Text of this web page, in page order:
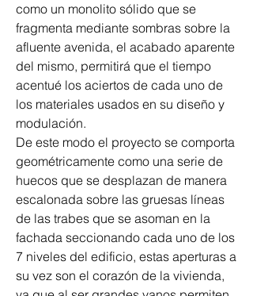
como un monolito sólido que se
fragmenta mediante sombras sobre la
afluente avenida, el acabado aparente
del mismo, permitirá que el tiempo
acentué los aciertos de cada uno de
los materiales usados en su diseño y
modulación.
De este modo el proyecto se comporta
geométricamente como una serie de
huecos que se desplazan de manera
escalonada sobre las gruesas líneas
de las trabes que se asoman en la
fachada seccionando cada uno de los
7 niveles del edificio, estas aperturas a
su vez son el corazón de la vivienda,